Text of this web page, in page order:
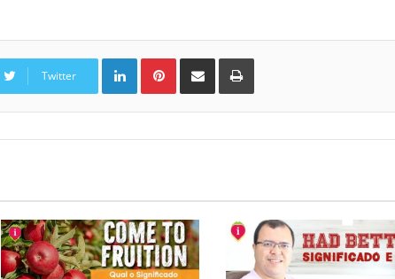
Twitter
LinkedinPinterest
Compartilhar via e-mail Imprimir